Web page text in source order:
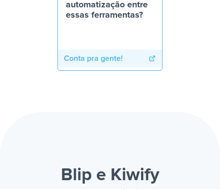
automatização entre
essas ferramentas?
Conta pra gente!
Blip e Kiwify